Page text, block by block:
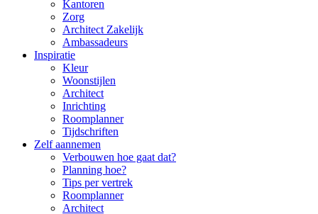
Kantoren
Zorg
Architect Zakelijk
Ambassadeurs
Inspiratie
Kleur
Woonstijlen
Architect
Inrichting
Roomplanner
Tijdschriften
Zelf aannemen
Verbouwen hoe gaat dat?
Planning hoe?
Tips per vertrek
Roomplanner
Architect